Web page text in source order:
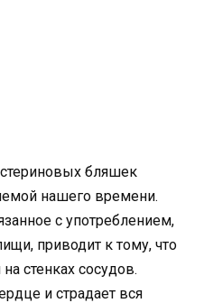
бляшек
нашего времени.
с употреблением,
приводит к тому, что
стенках сосудов.
и страдает вся